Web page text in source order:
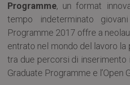
Programme, un format
tempo indeterminato
Programme 2017 offre a
entrato nel mondo del lavoro
tra due percorsi di inserimento
Graduate Programme e l’Open